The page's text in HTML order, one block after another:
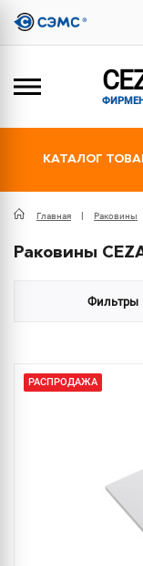
КАТАЛОГ
Главная Раковины
Раковины
Фильтры
РАСПРОДАЖА